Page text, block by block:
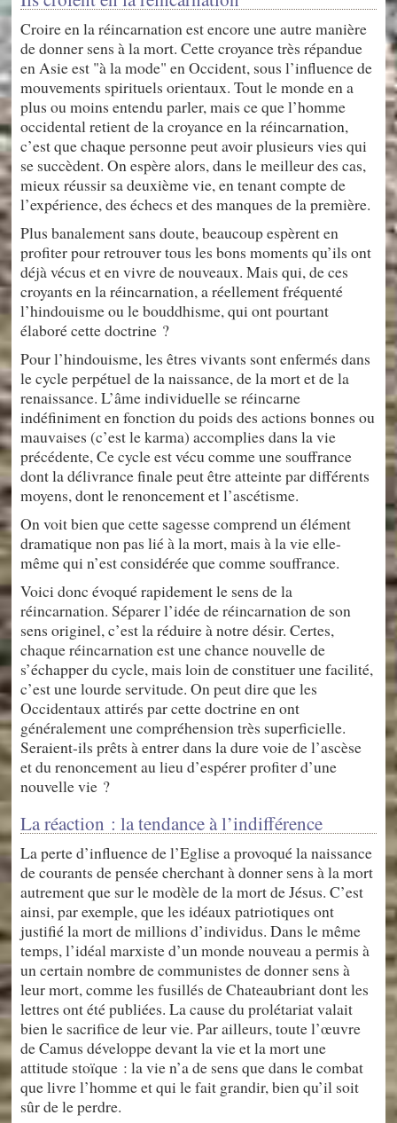
Croire en la réincarnation est encore une autre manière
de donner sens à la mort. Cette croyance très répandue
en Asie est "à la mode" en Occident, sous l’influence de
mouvements spirituels orientaux. Tout le monde en a
plus ou moins entendu parler, mais ce que l’homme
occidental retient de la croyance en la réincarnation,
c’est que chaque personne peut avoir plusieurs vies qui
se succèdent. On espère alors, dans le meilleur des cas,
mieux réussir sa deuxième vie, en tenant compte de
l’expérience, des échecs et des manques de la première.
Plus banalement sans doute, beaucoup espèrent en
profiter pour retrouver tous les bons moments qu’ils ont
déjà vécus et en vivre de nouveaux. Mais qui, de ces
croyants en la réincarnation, a réellement fréquenté
l’hindouisme ou le bouddhisme, qui ont pourtant
élaboré cette doctrine ?
Pour l’hindouisme, les êtres vivants sont enfermés dans
le cycle perpétuel de la naissance, de la mort et de la
renaissance. L’âme individuelle se réincarne
indéfiniment en fonction du poids des actions bonnes ou
mauvaises (c’est le karma) accomplies dans la vie
précédente, Ce cycle est vécu comme une souffrance
dont la délivrance finale peut être atteinte par différents
moyens, dont le renoncement et l’ascétisme.
On voit bien que cette sagesse comprend un élément
dramatique non pas lié à la mort, mais à la vie elle-
même qui n’est considérée que comme souffrance.
Voici donc évoqué rapidement le sens de la
réincarnation. Séparer l’idée de réincarnation de son
sens originel, c’est la réduire à notre désir. Certes,
chaque réincarnation est une chance nouvelle de
s’échapper du cycle, mais loin de constituer une facilité,
c’est une lourde servitude. On peut dire que les
Occidentaux attirés par cette doctrine en ont
généralement une compréhension très superficielle.
Seraient-ils prêts à entrer dans la dure voie de l’ascèse
et du renoncement au lieu d’espérer profiter d’une
nouvelle vie ?
La réaction : la tendance à l’indifférence
La perte d’influence de l’Eglise a provoqué la naissance
de courants de pensée cherchant à donner sens à la mort
autrement que sur le modèle de la mort de Jésus. C’est
ainsi, par exemple, que les idéaux patriotiques ont
justifié la mort de millions d’individus. Dans le même
temps, l’idéal marxiste d’un monde nouveau a permis à
un certain nombre de communistes de donner sens à
leur mort, comme les fusillés de Chateaubriant dont les
lettres ont été publiées. La cause du prolétariat valait
bien le sacrifice de leur vie. Par ailleurs, toute l’œuvre
de Camus développe devant la vie et la mort une
attitude stoïque : la vie n’a de sens que dans le combat
que livre l’homme et qui le fait grandir, bien qu’il soit
sûr de le perdre.